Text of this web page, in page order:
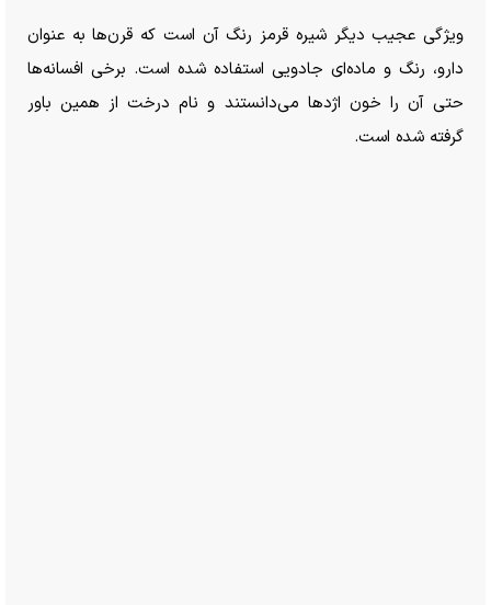
ویژگی عجیب دیگر شیره قرمز رنگ آن است که قرن‌ها به عنوان
دارو، رنگ و ماده‌ای جادویی استفاده شده است. برخی افسانه‌ها
حتی آن را خون اژد‌ها می‌دانستند و نام درخت از همین باور
گرفته شده است.